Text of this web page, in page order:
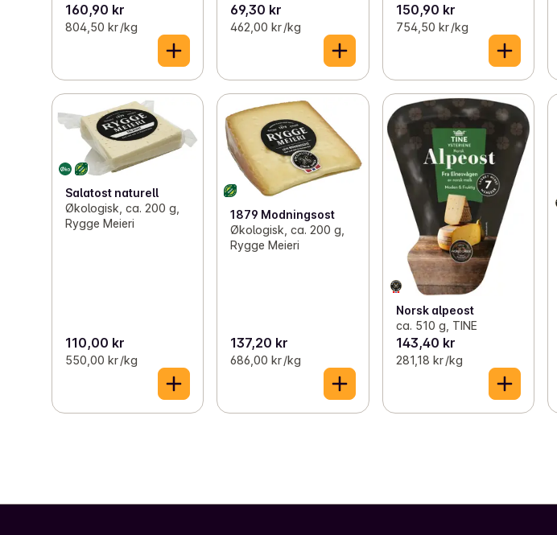
160,90 kr
804,50 kr /kg
69,30 kr
462,00 kr /kg
150,90 kr
754,50 kr /kg
Salatost naturell
Økologisk, ca. 200 g,
Rygge Meieri
110,00 kr
550,00 kr /kg
1879 Modningsost
Økologisk, ca. 200 g,
Rygge Meieri
137,20 kr
686,00 kr /kg
Norsk alpeost
ca. 510 g, TINE
143,40 kr
281,18 kr /kg